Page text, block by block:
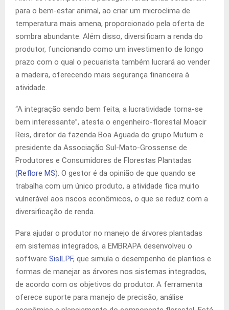
para o bem-estar animal, ao criar um microclima de
temperatura mais amena, proporcionado pela oferta de
sombra abundante. Além disso, diversificam a renda do
produtor, funcionando como um investimento de longo
prazo com o qual o pecuarista também lucrará ao vender
a madeira, oferecendo mais segurança financeira à
atividade.
“A integração sendo bem feita, a lucratividade torna-se
bem interessante”, atesta o engenheiro-florestal Moacir
Reis, diretor da fazenda Boa Aguada do grupo Mutum e
presidente da Associação Sul-Mato-Grossense de
Produtores e Consumidores de Florestas Plantadas
(Reflore MS). O gestor é da opinião de que quando se
trabalha com um único produto, a atividade fica muito
vulnerável aos riscos econômicos, o que se reduz com a
diversificação de renda.
Para ajudar o produtor no manejo de árvores plantadas
em sistemas integrados, a EMBRAPA desenvolveu o
software SisILPF, que simula o desempenho de plantios e
formas de manejar as árvores nos sistemas integrados,
de acordo com os objetivos do produtor. A ferramenta
oferece suporte para manejo de precisão, análise